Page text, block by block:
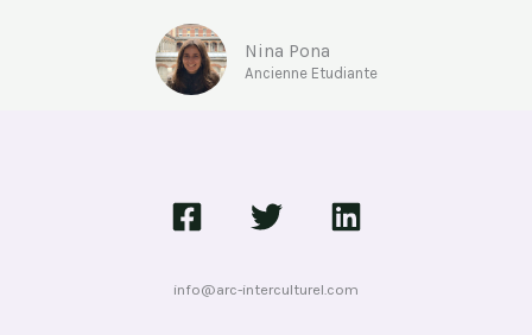
Nina Pona
Ancienne Etudiante
info@arc-interculturel.com